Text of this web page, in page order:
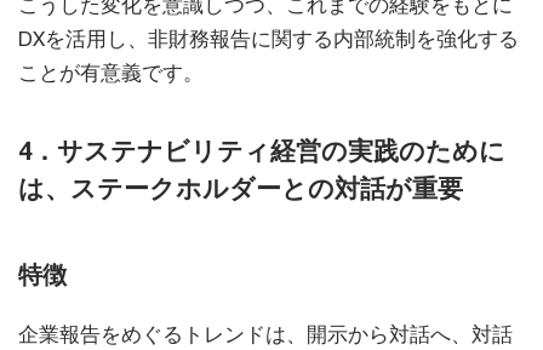
こうした変化を意識しつつ、これまでの経験をもとに
DXを活用し、非財務報告に関する内部統制を強化する
ことが有意義です。
4．サステナビリティ経営の実践のために
は、ステークホルダーとの対話が重要
特徴
企業報告をめぐるトレンドは、開示から対話へ、対話